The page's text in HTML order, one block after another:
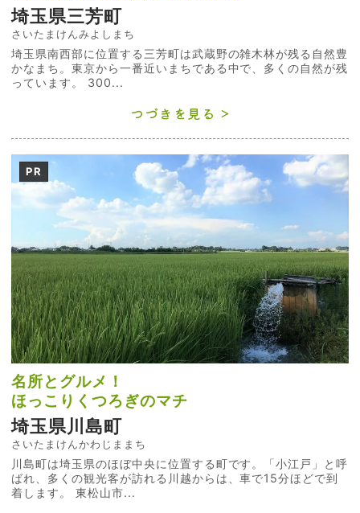
埼玉県三芳町
さいたまけんみよしまち
埼玉県南西部に位置する三芳町は武蔵野の雑木林が残る自然豊
かなまち。東京から一番近いまちである中で、多くの自然が残
っています。 300...
つづきを見る
PR
名所とグルメ！
ほっこりくつろぎのマチ
埼玉県川島町
さいたまけんかわじままち
川島町は埼玉県のほぼ中央に位置する町です。「小江戸」と呼
ばれ、多くの観光客が訪れる川越からは、車で15分ほどで到
着します。 東松山市...